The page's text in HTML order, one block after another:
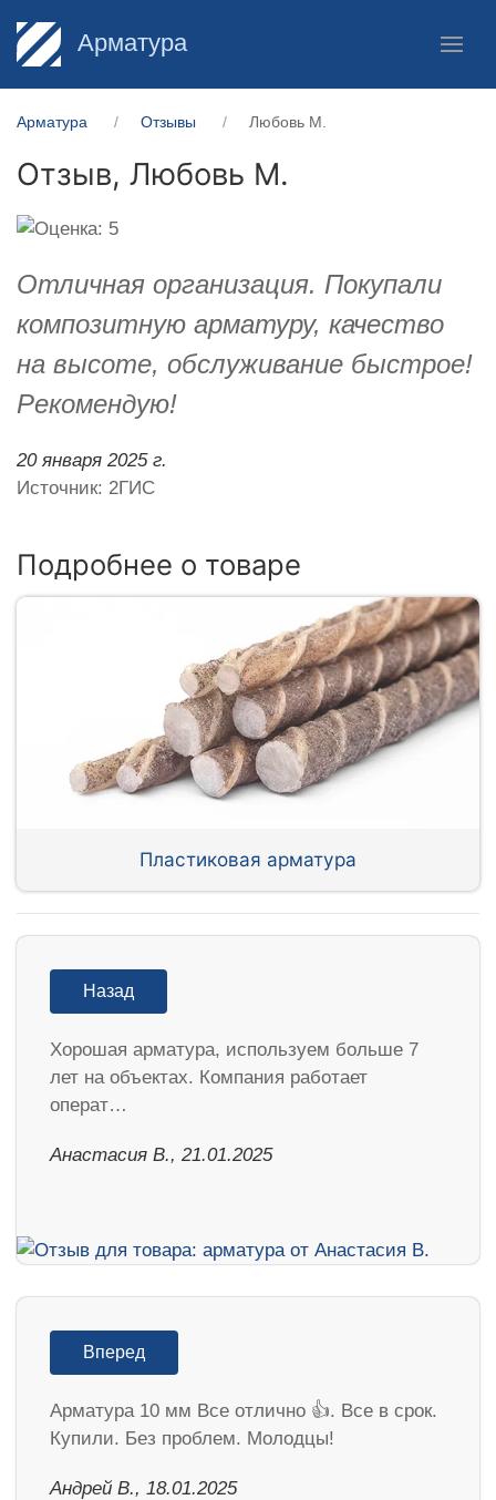
Арматура
Арматура Отзывы Любовь М.
Отзыв, Любовь М.
Отличная организация. Покупали
композитную арматуру, качество
на высоте, обслуживание быстрое!
Рекомендую!
20 января 2025 г.
Источник: 2ГИС
Подробнее о товаре
Пластиковая арматура
Назад
Хорошая арматура, используем больше 7
лет на объектах. Компания работает
операт…
Анастасия В., 21.01.2025
Вперед
Арматура 10 мм Все отлично 👍. Все в срок.
Купили. Без проблем. Молодцы!
Андрей В., 18.01.2025